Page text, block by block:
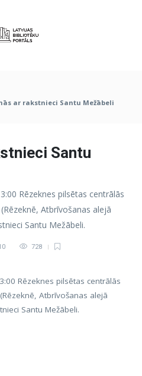
ar rakstnieci Santu Mežābeli
Santu
Rēzeknes pilsētas centrālās
Atbrīvošanas alejā
Santu Mežābeli.
728
Rēzeknes pilsētas centrālās
Atbrīvošanas alejā
Santu Mežābeli.